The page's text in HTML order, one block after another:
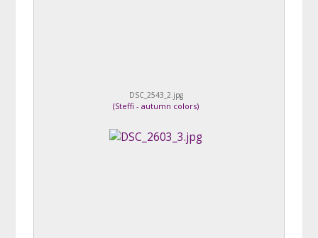
DSC_2543_2.jpg
(Steffi - autumn colors)